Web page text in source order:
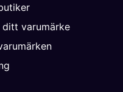
ditt varumärke